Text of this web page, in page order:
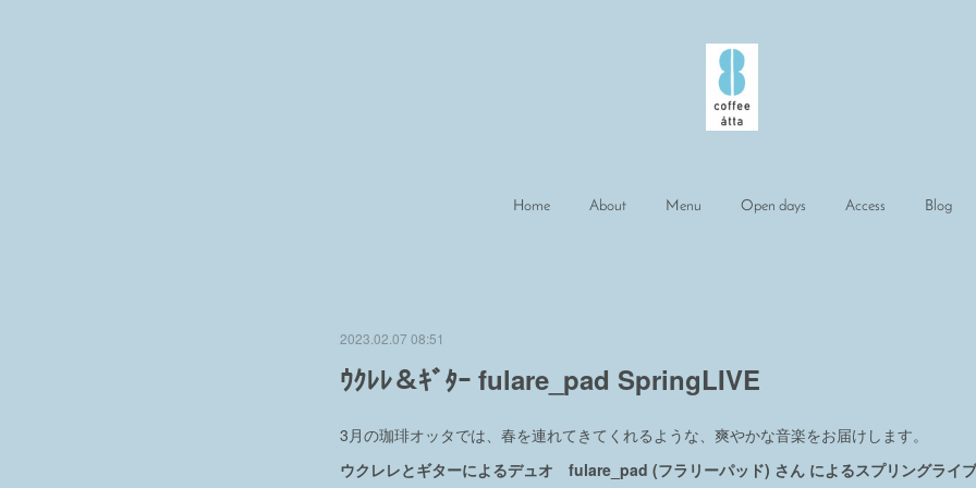
Home About Menu Open days Access Blog
2023.02.07 08:51
ｳｸﾚﾚ＆ｷﾞﾀｰ fulare_pad SpringLIVE
3月の珈琲オッタでは、春を連れてきてくれるような、爽やかな音楽をお届けします。
ウクレレとギターによるデュオ fulare_pad (フラリーパッド) さん によるスプリングライブ